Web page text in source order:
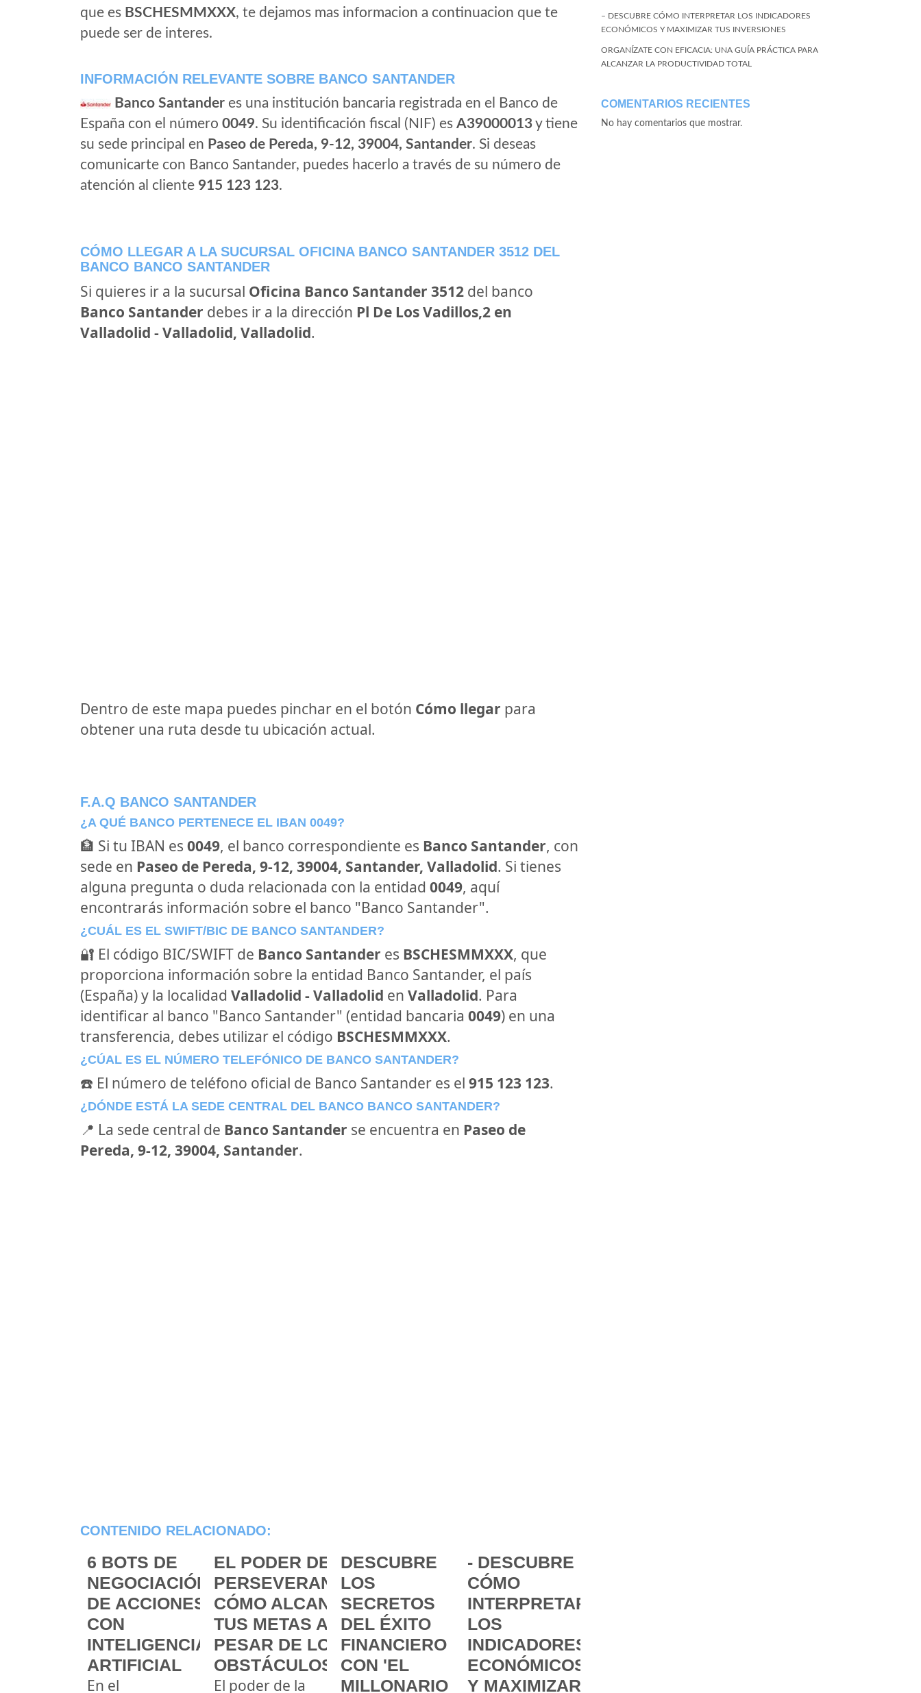
que es BSCHESMMXXX, te dejamos mas informacion a continuacion que te
puede ser de interes.
INFORMACIÓN RELEVANTE SOBRE BANCO SANTANDER
Banco Santander es una institución bancaria registrada en el Banco de
España con el número 0049. Su identificación fiscal (NIF) es A39000013y tiene
su sede principal en Paseo de Pereda, 9-12, 39004, Santander. Si deseas
comunicarte con Banco Santander, puedes hacerlo a través de su número de
atención al cliente 915 123 123.
CÓMO LLEGAR A LA SUCURSAL OFICINA BANCO SANTANDER 3512 DEL
BANCO BANCO SANTANDER
Si quieres ir a la sucursal Oficina Banco Santander 3512 del banco
Banco Santander debes ir a la dirección Pl De Los Vadillos,2 en
Valladolid - Valladolid, Valladolid.
Dentro de este mapa puedes pinchar en el botón Cómo llegar para
obtener una ruta desde tu ubicación actual.
F.A.Q BANCO SANTANDER
¿A QUÉ BANCO PERTENECE EL IBAN 0049?
🏦 Si tu IBAN es 0049, el banco correspondiente es Banco Santander, con
sede en Paseo de Pereda, 9-12, 39004, Santander, Valladolid. Si tienes
alguna pregunta o duda relacionada con la entidad 0049, aquí
encontrarás información sobre el banco "Banco Santander".
¿CUÁL ES EL SWIFT/BIC DE BANCO SANTANDER?
🔐 El código BIC/SWIFT de Banco Santander es BSCHESMMXXX, que
proporciona información sobre la entidad Banco Santander, el país
(España) y la localidad Valladolid - Valladolid en Valladolid. Para
identificar al banco "Banco Santander" (entidad bancaria 0049) en una
transferencia, debes utilizar el código BSCHESMMXXX.
¿CÚAL ES EL NÚMERO TELEFÓNICO DE BANCO SANTANDER?
☎️ El número de teléfono oficial de Banco Santander es el 915 123 123.
¿DÓNDE ESTÁ LA SEDE CENTRAL DEL BANCO BANCO SANTANDER?
📍 La sede central de Banco Santander se encuentra en Paseo de
Pereda, 9-12, 39004, Santander.
CONTENIDO RELACIONADO:
6 BOTS DE
NEGOCIACIÓN
DE ACCIONES
CON
INTELIGENCIA
ARTIFICIAL
En el
EL PODER DE LA
PERSEVERANCIA:
CÓMO ALCANZAR
TUS METAS A
PESAR DE LOS
OBSTÁCULOS
El poder de la
DESCUBRE
LOS
SECRETOS
DEL ÉXITO
FINANCIERO
CON 'EL
MILLONARIO
- DESCUBRE
CÓMO
INTERPRETAR
LOS
INDICADORES
ECONÓMICOS
Y MAXIMIZAR
– DESCUBRE CÓMO INTERPRETAR LOS INDICADORES
ECONÓMICOS Y MAXIMIZAR TUS INVERSIONES
ORGANÍZATE CON EFICACIA: UNA GUÍA PRÁCTICA PARA
ALCANZAR LA PRODUCTIVIDAD TOTAL
COMENTARIOS RECIENTES
No hay comentarios que mostrar.